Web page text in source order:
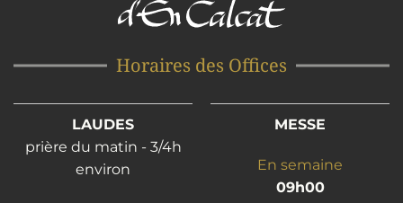
Horaires des Offices
LAUDES
prière du matin - 3/4h
environ
MESSE
En semaine
09h00